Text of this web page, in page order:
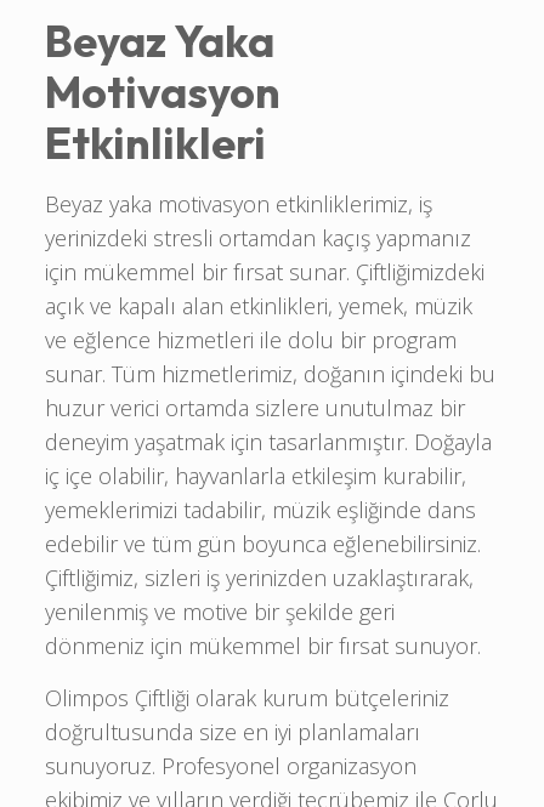
Beyaz Yaka
Motivasyon
Etkinlikleri
Beyaz yaka motivasyon etkinliklerimiz, iş
yerinizdeki stresli ortamdan kaçış yapmanız
için mükemmel bir fırsat sunar. Çiftliğimizdeki
açık ve kapalı alan etkinlikleri, yemek, müzik
ve eğlence hizmetleri ile dolu bir program
sunar. Tüm hizmetlerimiz, doğanın içindeki bu
huzur verici ortamda sizlere unutulmaz bir
deneyim yaşatmak için tasarlanmıştır. Doğayla
iç içe olabilir, hayvanlarla etkileşim kurabilir,
yemeklerimizi tadabilir, müzik eşliğinde dans
edebilir ve tüm gün boyunca eğlenebilirsiniz.
Çiftliğimiz, sizleri iş yerinizden uzaklaştırarak,
yenilenmiş ve motive bir şekilde geri
dönmeniz için mükemmel bir fırsat sunuyor.
Olimpos Çiftliği olarak kurum bütçeleriniz
doğrultusunda size en iyi planlamaları
sunuyoruz. Profesyonel organizasyon
ekibimiz ve yılların verdiği tecrübemiz ile Çorlu